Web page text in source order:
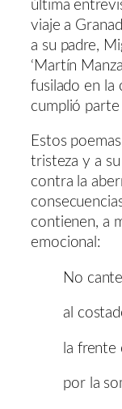
última
viaje a
a su padre,
‘Martín
fusilado en la
cumplió parte
Estos
tristeza y a
contra la
contienen, a
emocional:
No
al
la frente
por la